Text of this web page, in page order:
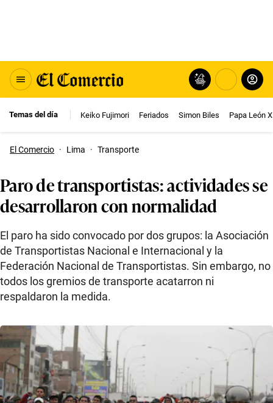
Temas del día Keiko Fujimori Feriados Simon Biles Papa León
El Comercio · Lima · Transporte
Paro de transportistas: actividades se
desarrollaron con normalidad
El paro ha sido convocado por dos grupos: la Asociación
de Transportistas Nacional e Internacional y la
Federación Nacional de Transportistas. Sin embargo, no
todos los gremios de transporte acatarron ni
respaldaron la medida.